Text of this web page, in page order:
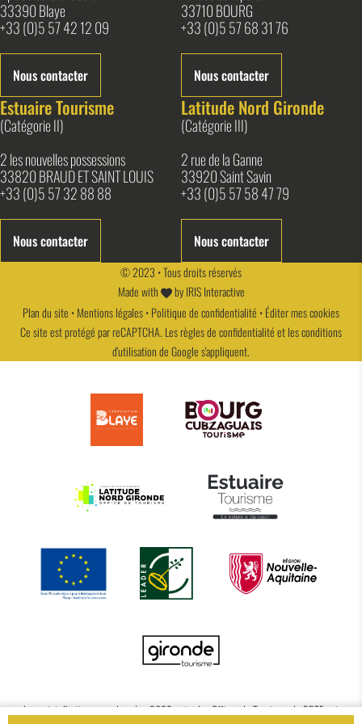
33390 Blaye
+33 (0)5 57 42 12 09
Nous contacter
33710 BOURG
+33 (0)5 57 68 31 76
Nous contacter
Estuaire Tourisme
(Catégorie II)
2 les nouvelles possessions
33820 BRAUD ET SAINT LOUIS
+33 (0)5 57 32 88 88
Nous contacter
Latitude Nord Gironde
(Catégorie III)
2 rue de la Ganne
33920 Saint Savin
+33 (0)5 57 58 47 79
Nous contacter
© 2023 • Tous droits réservés
Made with
byIRIS Interactive
Plan du site •Mentions légales•Politique de confidentialité •Éditer mes cookies
Ce site est protégé par reCAPTCHA. Lesrègles de confidentialitéet lesconditions
d'utilisationde Google s'appliquent.
Le projet d’actions coordonnées 2022 entre les Offices de Tourisme de BBTE est